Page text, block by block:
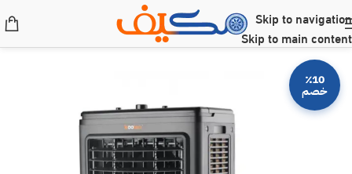
Skip to navigation
Skip to main content
٪10
خصم